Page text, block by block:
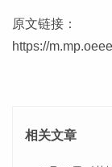
原文链接：
https://
相关文章